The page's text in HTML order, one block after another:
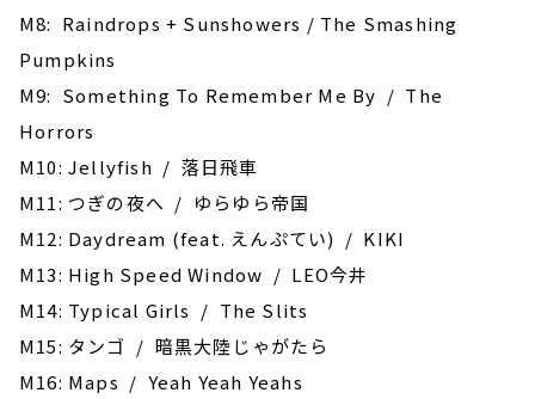
M8: Raindrops + Sunshowers / The Smashing
Pumpkins
M9: ‎Something To Remember Me By / The
Horrors
M10: Jellyfish / 落日飛車
M11: つぎの夜へ / ゆらゆら帝国
M12: Daydream (feat. えんぷてい) / KIKI
M13: High Speed Window / LEO今井
M14: Typical Girls / The Slits
M15: タンゴ / 暗黒大陸じゃがたら
M16: Maps / Yeah Yeah Yeahs